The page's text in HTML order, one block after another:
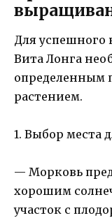
Для
Вита Лонга
определенным
растением.
1. Выбор места
— Морковь
хорошим
участок с